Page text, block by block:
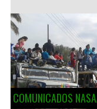
COMUNICADOS